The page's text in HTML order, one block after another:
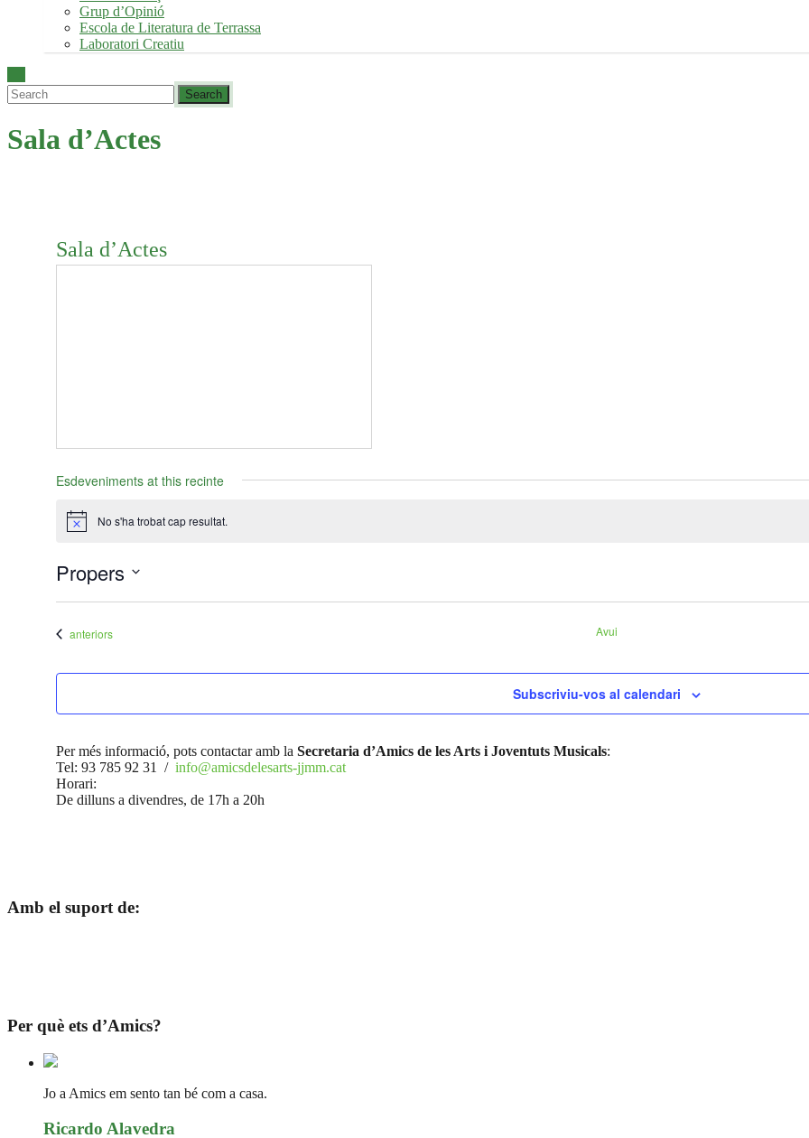
Grup d’Opinió
Escola de Literatura de Terrassa
Laboratori Creatiu
Sala d’Actes
Sala d’Actes
Esdeveniments at this recinte
Avís No s'ha trobat cap resultat.
Propers
data.Esdeveniments
anteriors Avui
Subscriviu-vos al calendari
Per més informació, pots contactar amb la Secretaria d’Amics de les Arts i Joventuts Musicals:
Tel: 93 785 92 31 / info@amicsdelesarts-jjmm.cat
Horari:
De dilluns a divendres, de 17h a 20h
Amb el suport de:
Per què ets d’Amics?
Jo a Amics em sento tan bé com a casa.
Ricardo Alavedra